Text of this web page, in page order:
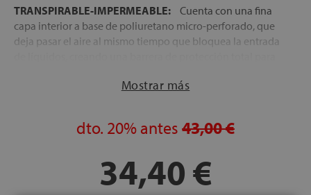
TRANSPIRABLE-IMPERMEABLE:
Cuenta con una fina
capa interior a base de poliuretano micro-perforado, que
deja pasar el aire al mismo tiempo que bloquea la entrada
de hasta 30 cm de altura y de hasta
Mostrar más
dto. 20% antes 43,00 €
34,40 €